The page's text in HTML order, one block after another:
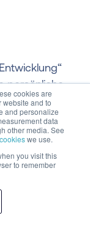
cookies are
website and to
and personalize
data
other media. See
cookieswe use.
you visit this
to remember
persönliche,
über ihren
aus Ihrer
macht